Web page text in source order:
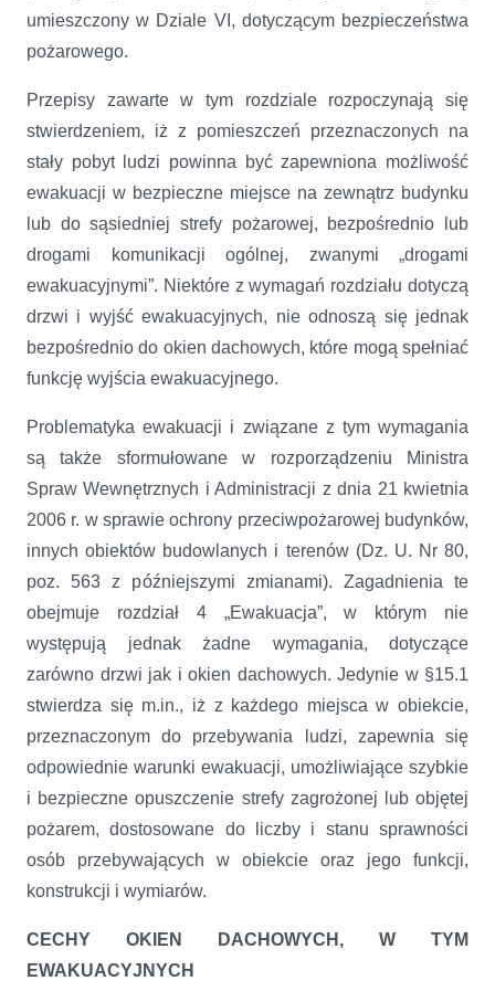
umieszczony w Dziale VI, dotyczącym bezpieczeństwa
pożarowego.
Przepisy zawarte w tym rozdziale rozpoczynają się
stwierdzeniem, iż z pomieszczeń przeznaczonych na
stały pobyt ludzi powinna być zapewniona możliwość
ewakuacji w bezpieczne miejsce na zewnątrz budynku
lub do sąsiedniej strefy pożarowej, bezpośrednio lub
drogami komunikacji ogólnej, zwanymi „drogami
ewakuacyjnymi”. Niektóre z wymagań rozdziału dotyczą
drzwi i wyjść ewakuacyjnych, nie odnoszą się jednak
bezpośrednio do okien dachowych, które mogą spełniać
funkcję wyjścia ewakuacyjnego.
Problematyka ewakuacji i związane z tym wymagania
są także sformułowane w rozporządzeniu Ministra
Spraw Wewnętrznych i Administracji z dnia 21 kwietnia
2006 r. w sprawie ochrony przeciwpożarowej budynków,
innych obiektów budowlanych i terenów (Dz. U. Nr 80,
poz. 563 z późniejszymi zmianami). Zagadnienia te
obejmuje rozdział 4 „Ewakuacja”, w którym nie
występują jednak żadne wymagania, dotyczące
zarówno drzwi jak i okien dachowych. Jedynie w §15.1
stwierdza się m.in., iż z każdego miejsca w obiekcie,
przeznaczonym do przebywania ludzi, zapewnia się
odpowiednie warunki ewakuacji, umożliwiające szybkie
i bezpieczne opuszczenie strefy zagrożonej lub objętej
pożarem, dostosowane do liczby i stanu sprawności
osób przebywających w obiekcie oraz jego funkcji,
konstrukcji i wymiarów.
CECHY OKIEN DACHOWYCH, W TYM
EWAKUACYJNYCH